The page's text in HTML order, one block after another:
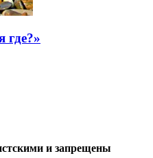
где?»
и запрещены